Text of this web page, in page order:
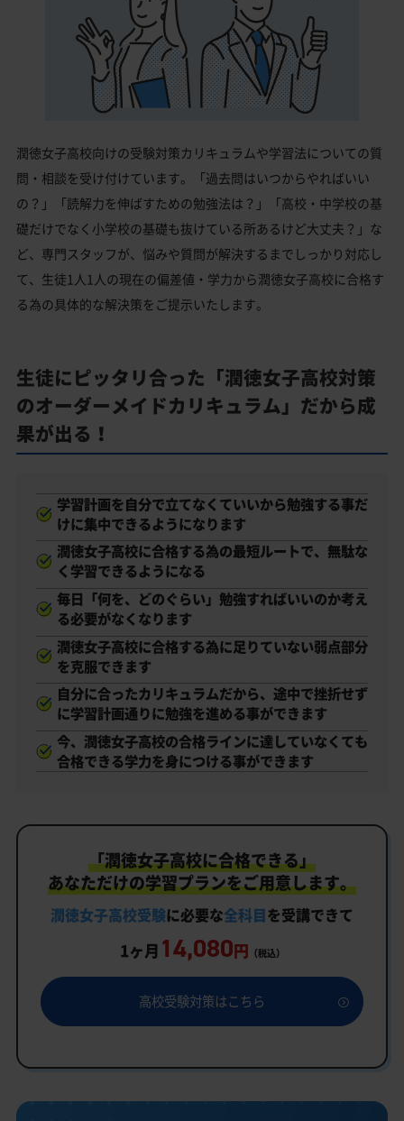
潤徳女子高校向けの受験対策カリキュラムや学習法についての質
問・相談を受け付けています。「過去問はいつからやればいい
の？」「読解力を伸ばすための勉強法は？」「高校・中学校の基
礎だけでなく小学校の基礎も抜けている所あるけど大丈夫？」な
ど、専門スタッフが、悩みや質問が解決するまでしっかり対応し
て、生徒1人1人の現在の偏差値・学力から潤徳女子高校に合格す
る為の具体的な解決策をご提示いたします。
生徒にピッタリ合った「潤徳女子高校対策
のオーダーメイドカリキュラム」だから成
果が出る！
学習計画を自分で立てなくていいから勉強する事だ
けに集中できるようになります
潤徳女子高校に合格する為の最短ルートで、無駄な
く学習できるようになる
毎日「何を、どのぐらい」勉強すればいいのか考え
る必要がなくなります
潤徳女子高校に合格する為に足りていない弱点部分
を克服できます
自分に合ったカリキュラムだから、途中で挫折せず
に学習計画通りに勉強を進める事ができます
今、潤徳女子高校の合格ラインに達していなくても
合格できる学力を身につける事ができます
「潤徳女子高校に合格できる」
あなただけの学習プランをご用意します。
潤徳女子高校受験に必要な全科目を受講できて
1ヶ月 14,080円 （税込）
高校受験対策はこちら